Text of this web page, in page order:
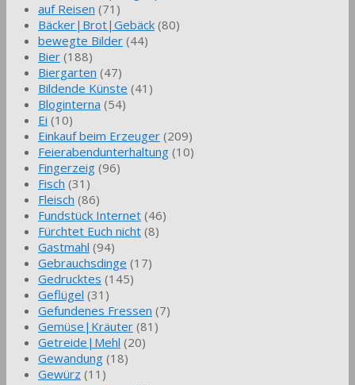
auf Reisen (71)
Bäcker|Brot|Gebäck (80)
bewegte Bilder (44)
Bier (188)
Biergarten (47)
Bildende Künste (41)
Bloginterna (54)
Ei (10)
Einkauf beim Erzeuger (209)
Feierabendunterhaltung (10)
Fingerzeig (96)
Fisch (31)
Fleisch (86)
Fundstück Internet (46)
Fürchtet Euch nicht (8)
Gastmahl (94)
Gebrauchsdinge (17)
Gedrucktes (145)
Geflügel (31)
Gefundenes Fressen (7)
Gemüse|Kräuter (81)
Getreide|Mehl (20)
Gewandung (18)
Gewürz (11)